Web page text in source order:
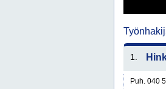
1.
Puh. 040